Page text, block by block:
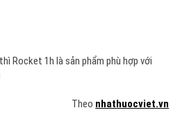
Rocket 1h là sản phẩm phù hợp với
Theo nhathuocviet.vn